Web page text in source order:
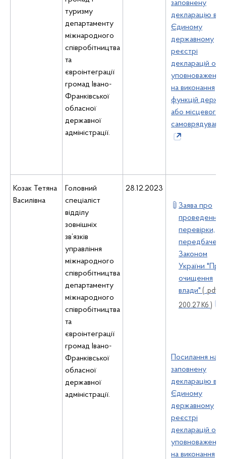
туризму
департаменту
міжнародного
співробітництва
та
євроінтеграції
громад Івано-
Франківської
обласної
державної
адміністрації.
заповнену
декларацію в
Єдиному
державному
реєстрі
декларацій
уповноважених
на виконання
функцій
або місцевого
самоврядування
Козак Тетяна
Василівна
Головний
спеціаліст
відділу
зовнішніх
зв’язків
управління
міжнародного
співробітництва
департаменту
міжнародного
співробітництва
та
євроінтеграції
громад Івано-
Франківської
обласної
державної
адміністрації.
28.12.2023
Заява про
проведення
перевірки,
Законом
України "Про
очищення
влади" ( .pdf ,
200.27 Кб )
Посилання на
заповнену
декларацію в
Єдиному
державному
реєстрі
декларацій
уповноважених
на виконання